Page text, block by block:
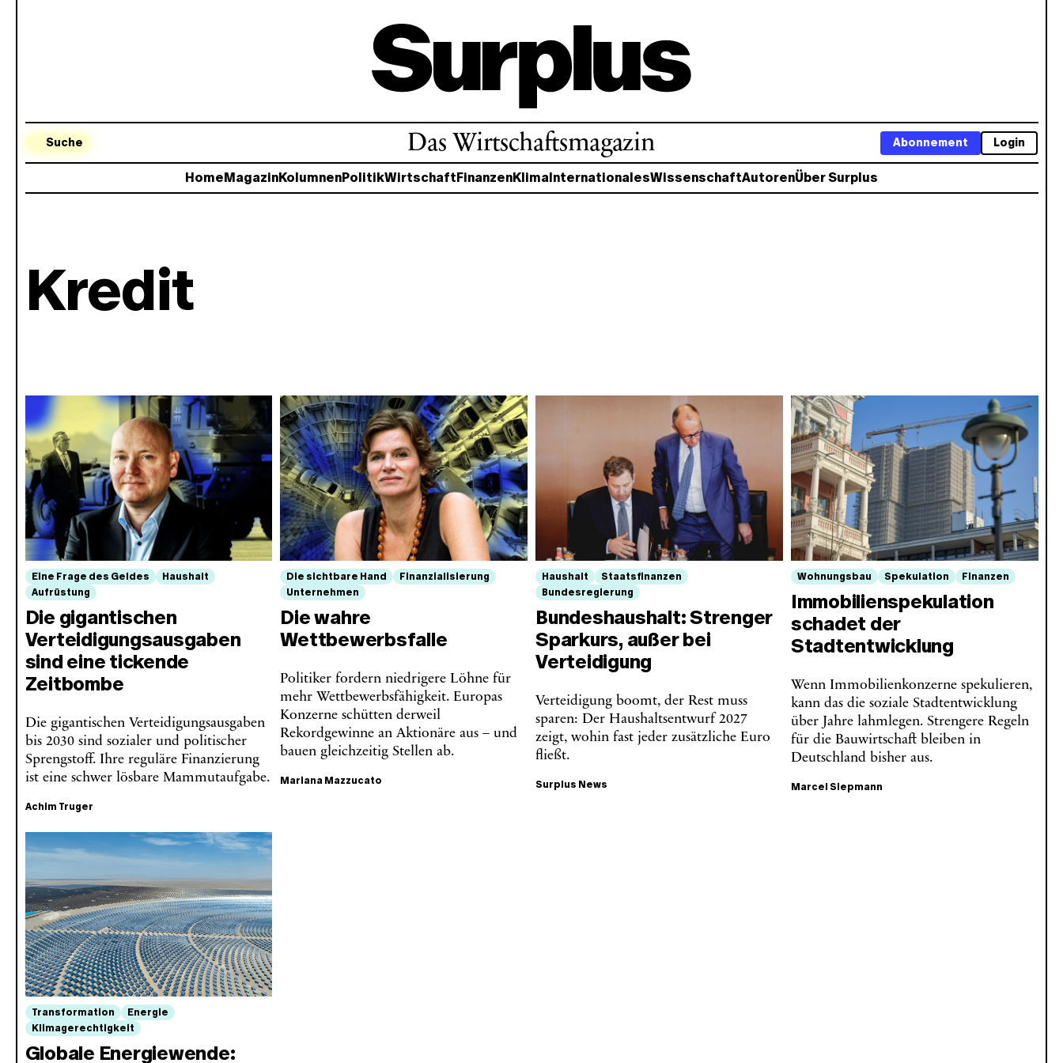
Suche Das Wirtschaftsmagazin Login
Abonnement
HomeMagazinKolumnenPolitikWirtschaftFinanzenKlimaInternationalesWissenschaftAutorenÜber Surplus
Kredit
Eine Frage des Geldes
Haushalt
Aufrüstung
Die gigantischen
Verteidigungsausgaben
sind eine tickende
Zeitbombe
Die gigantischen Verteidigungsausgaben
bis 2030 sind sozialer und politischer
Sprengstoff. Ihre reguläre Finanzierung
ist eine schwer lösbare Mammutaufgabe.
Achim Truger
Die sichtbare Hand
Finanzialisierung
Unternehmen
Die wahre
Wettbewerbsfalle
Politiker fordern niedrigere Löhne für
mehr Wettbewerbsfähigkeit. Europas
Konzerne schütten derweil
Rekordgewinne an Aktionäre aus – und
bauen gleichzeitig Stellen ab.
Mariana Mazzucato
Haushalt
Staatsfinanzen
Bundesregierung
Bundeshaushalt: Strenger
Sparkurs, außer bei
Verteidigung
Verteidigung boomt, der Rest muss
sparen: Der Haushaltsentwurf 2027
zeigt, wohin fast jeder zusätzliche Euro
fließt.
Surplus News
Wohnungsbau Spekulation Finanzen
Immobilienspekulation
schadet der
Stadtentwicklung
Wenn Immobilienkonzerne spekulieren,
kann das die soziale Stadtentwicklung
über Jahre lahmlegen. Strengere Regeln
für die Bauwirtschaft bleiben in
Deutschland bisher aus.
Marcel Siepmann
Transformation
Energie
Klimagerechtigkeit
Globale Energiewende: